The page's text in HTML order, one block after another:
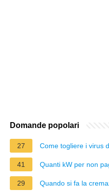
Domande popolari
27 Come togliere i virus
41 Quanti kW per non
29 Quando si fa la